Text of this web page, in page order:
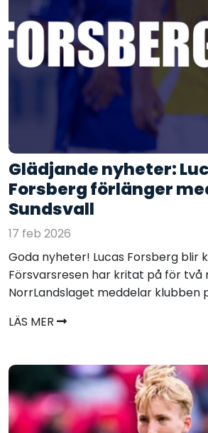
Glädjande nyheter:
Forsberg förlänger
Sundsvall
17 feb 2026
Goda nyheter! Lucas Forsberg blir
Försvarsresen har kritat på för två
NorrLandslaget meddelar klubben
LÄS MER